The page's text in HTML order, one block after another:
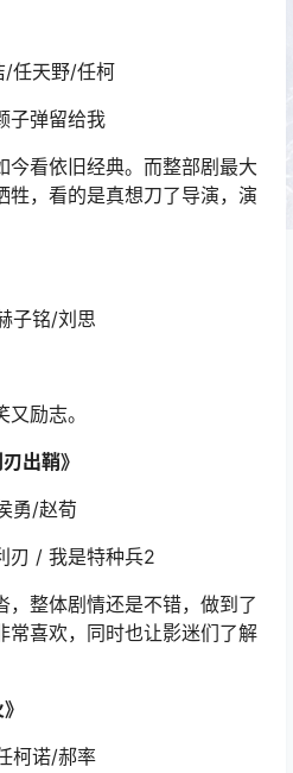
/任天野/任柯
子弹留给我
今看依旧经典。而整部剧最大
牲，看的是真想刀了导演，演
子铭/刘思
励志。
出鞘》
勇/赵荀
刃 / 我是特种兵2
，整体剧情还是不错，做到了
常喜欢，同时也让影迷们了解
柯诺/郝率